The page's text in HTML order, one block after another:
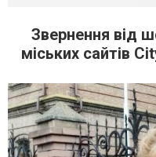
Звернення від
міських сайтів